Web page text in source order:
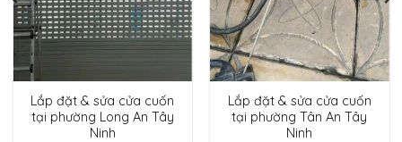
Lắp đặt & sửa cửa cuốn
tại phường Long An Tây
Ninh
Lắp đặt & sửa cửa cuốn
tại phường Tân An Tây
Ninh